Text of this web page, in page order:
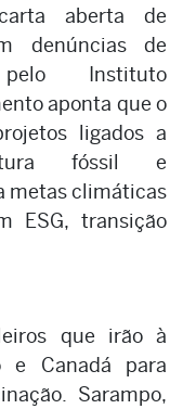
aberta de
denúncias de
pelo Instituto
aponta que o
ligados a
fóssil e
metas climáticas
ESG, transição
que irão à
e Canadá para
Sarampo,